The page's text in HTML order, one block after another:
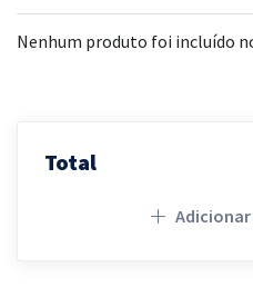
Nenhum produto foi incluído
Total